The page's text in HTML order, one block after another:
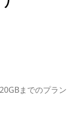
までのプラン